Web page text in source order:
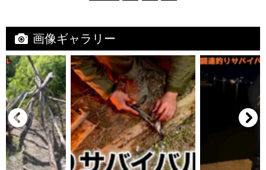
画像ギャラリー